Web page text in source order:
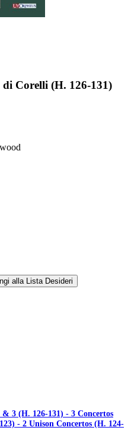
Corelli (H. 126-131)
alla Lista Desideri
3 (H. 126-131) - 3 Concertos
- 2 Unison Concertos (H. 124-